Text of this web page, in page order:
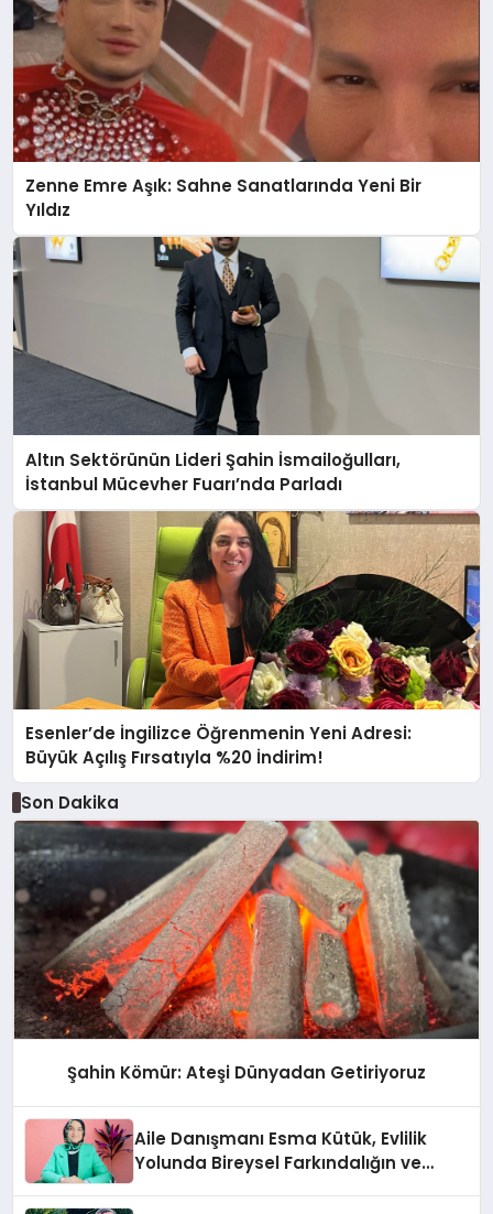
Zenne Emre Aşık: Sahne Sanatlarında Yeni Bir
Yıldız
Altın Sektörünün Lideri Şahin İsmailoğulları,
İstanbul Mücevher Fuarı’nda Parladı ￼
Esenler’de İngilizce Öğrenmenin Yeni Adresi:
Büyük Açılış Fırsatıyla %20 İndirim!
Son Dakika
Şahin Kömür: Ateşi Dünyadan Getiriyoruz
Aile Danışmanı Esma Kütük, Evlilik
Yolunda Bireysel Farkındalığın ve